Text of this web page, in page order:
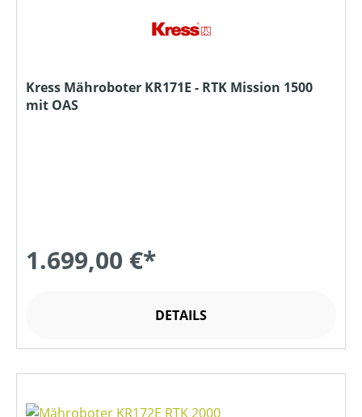
Kress Mähroboter KR171E - RTK Mission 1500
mit OAS
1.699,00 €*
DETAILS